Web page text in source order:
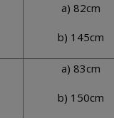
a) 82cm
b) 145cm
a) 83cm
b) 150cm